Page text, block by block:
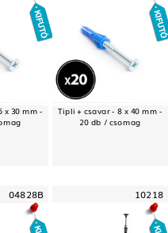
x 30 mm - Tipli + csavar - 8 x 40 mm -
20 db / csomag
04828B 10218